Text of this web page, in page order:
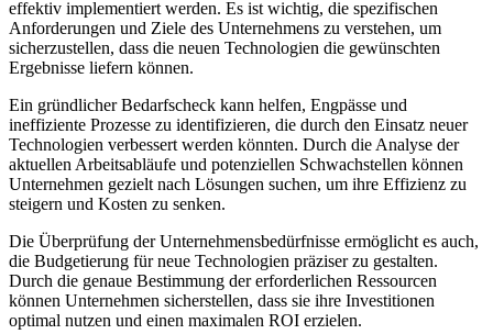
effektiv implementiert werden. Es ist wichtig, die spezifischen​
Anforderungen und Ziele des Unternehmens zu verstehen, um
sicherzustellen, dass⁣ die neuen Technologien die gewünschten
Ergebnisse liefern können.
Ein⁢ gründlicher Bedarfscheck kann helfen, ⁣Engpässe ‌und
ineffiziente Prozesse zu identifizieren, die durch den Einsatz neuer
Technologien verbessert werden könnten. Durch die Analyse⁣ der⁢
aktuellen Arbeitsabläufe ‍und potenziellen ⁤Schwachstellen können
Unternehmen gezielt nach Lösungen suchen, um ihre Effizienz zu
steigern ⁤und ⁢Kosten zu senken.
Die Überprüfung der Unternehmensbedürfnisse ermöglicht es auch,
die Budgetierung ⁤für neue ​Technologien präziser zu​ gestalten.
Durch die genaue Bestimmung der erforderlichen Ressourcen
können Unternehmen⁣ sicherstellen, dass sie ihre Investitionen
optimal nutzen und einen maximalen ROI erzielen.